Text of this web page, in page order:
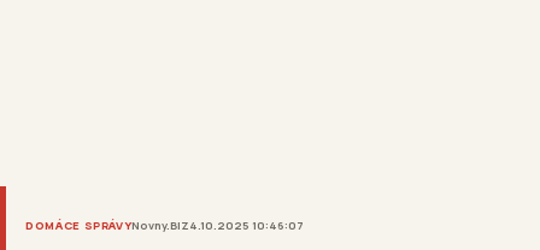
DOMÁCE SPRÁVYNovny.BIZ4.10.2025 10:46:07